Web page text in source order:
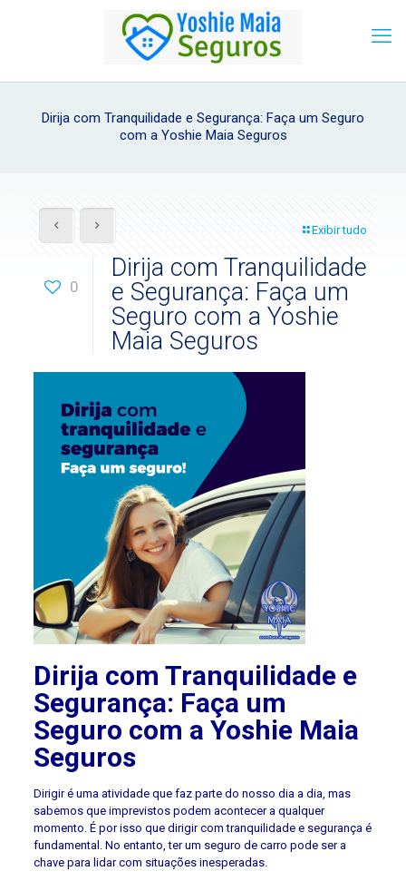
Dirija com Tranquilidade e Segurança: Faça um Seguro
com a Yoshie Maia Seguros
Exibir tudo
0
Dirija com Tranquilidade
e Segurança: Faça um
Seguro com a Yoshie
Maia Seguros
Dirija com Tranquilidade e
Segurança: Faça um
Seguro com a Yoshie Maia
Seguros
Dirigir é uma atividade que faz parte do nosso dia a dia, mas
sabemos que imprevistos podem acontecer a qualquer
momento. É por isso que dirigir com tranquilidade e segurança é
fundamental. No entanto, ter um seguro de carro pode ser a
chave para lidar com situações inesperadas.